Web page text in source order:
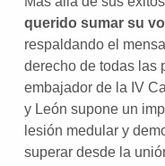
querido sumar su
respaldando el
derecho de todas las
embajador de la IV
y León supone un
lesión medular y
superar desde la